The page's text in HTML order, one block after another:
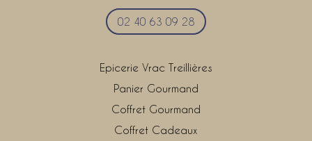
02 40 63 09 28
Epicerie Vrac Treillières
Panier Gourmand
Coffret Gourmand
Coffret Cadeaux